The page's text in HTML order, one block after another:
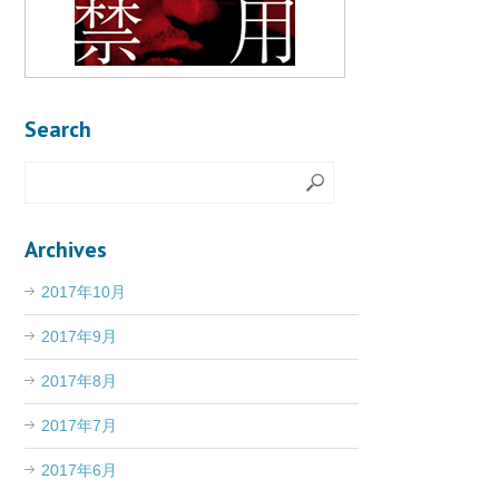
Search
Archives
2017年10月
2017年9月
2017年8月
2017年7月
2017年6月